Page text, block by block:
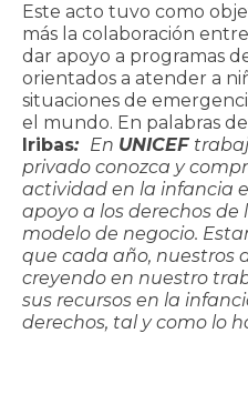
Este acto tuvo como
más la colaboración
dar apoyo a programas
orientados a atender a
situaciones de
el mundo. En palabras de
Iribas: En UNICEF
privado conozca y
actividad en la infancia
apoyo a los derechos
modelo de negocio.
que cada año, nuestros
creyendo en nuestro
sus recursos en la
derechos, tal y como lo